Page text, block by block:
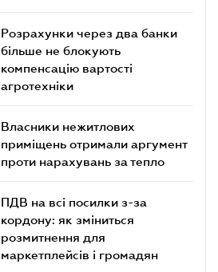
Розрахунки через два банки
більше не блокують
компенсацію вартості
агротехніки
Власники нежитлових
приміщень отримали аргумент
проти нарахувань за тепло
ПДВ на всі посилки з-за
кордону: як зміниться
розмитнення для
маркетплейсів і громадян